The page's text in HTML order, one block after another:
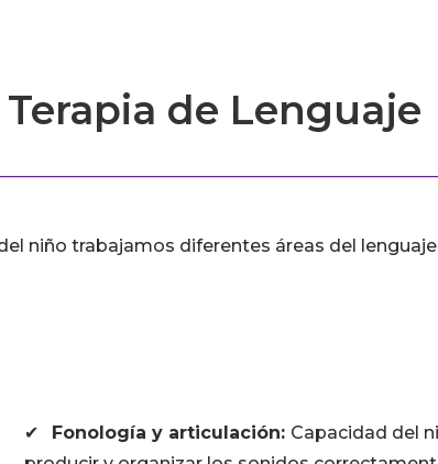
de Lenguaje
niño trabajamos diferentes áreas del
✔ Fonología y articulación: Capacidad del